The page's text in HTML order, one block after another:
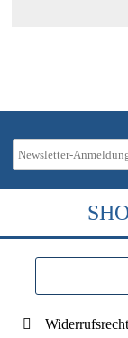
Widerrufsrecht